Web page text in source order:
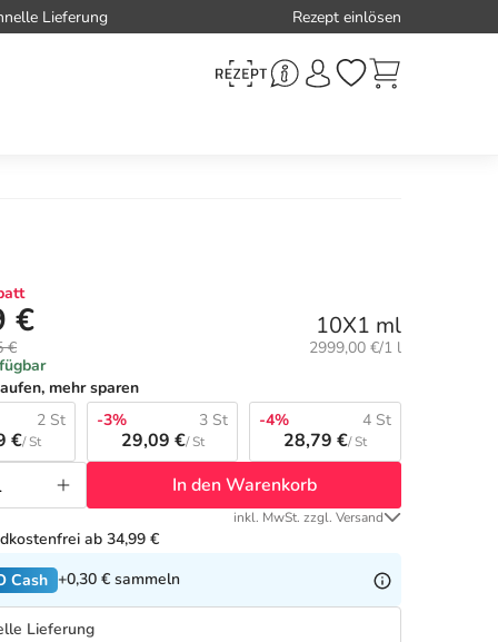
Lieferung Rezept einlösen
€
€
10X1 ml
Grundpreis:
2999,00 €/1 l
mehr sparen
2 St
€/ St
-3% 3 St
29,09 €/ St
-4% 4 St
28,79 €/ St
In den Warenkorb
inkl. MwSt. zzgl. Versand
ab 34,99 €
Cash +0,30 € sammeln
Lieferung